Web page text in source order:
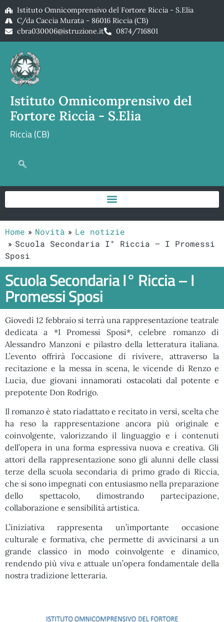
Istituto Omnicomprensivo del Fortore Riccia - S.Elia
C/da Caccia Murata - 86016 Riccia (CB)
cbra030006@istruzione.it
0874/716801
Istituto Omnicomprensivo del
Fortore Riccia - S.Elia
Riccia (CB)
Home Novità
Le notizie
Scuola Secondaria I° Riccia – I Promessi
Sposi
Scuola Secondaria I° Riccia – I
Promessi Sposi
Giovedì 12 febbraio si terrà una rappresentazione teatrale
dedicata a *I Promessi Sposi*, celebre romanzo di
Alessandro Manzoni e pilastro della letteratura italiana.
L’evento offrirà l’occasione di rivivere, attraverso la
recitazione e la messa in scena, le vicende di Renzo e
Lucia, due giovani innamorati ostacolati dal potente e
prepotente Don Rodrigo.
Il romanzo è stato riadattato e recitato in versi, scelta che
ha reso la rappresentazione ancora più originale e
coinvolgente, valorizzando il linguaggio e i contenuti
dell’opera in una forma espressiva nuova e creativa. Gli
attori della rappresentazione sono gli alunni delle classi
terze della scuola secondaria di primo grado di Riccia,
che si sono impegnati con entusiasmo nella preparazione
dello spettacolo, dimostrando partecipazione,
collaborazione e sensibilità artistica.
L’iniziativa rappresenta un’importante occasione
culturale e formativa, che permette di avvicinarsi a un
grande classico in modo coinvolgente e dinamico,
rendendo più viva e attuale un’opera fondamentale della
nostra tradizione letteraria.